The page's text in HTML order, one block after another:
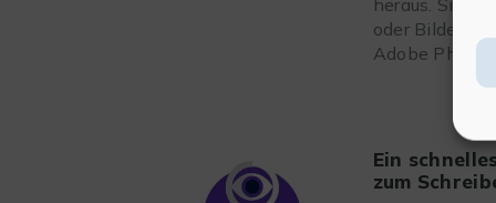
heraus. Sie
oder Bilder
Adobe
Ein
zum